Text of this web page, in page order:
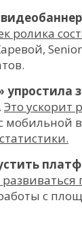
ролика
Это ускорит
мобильной
с